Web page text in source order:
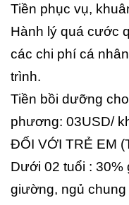
Tiền phục vụ,
Hành lý quá cước
các chi phí cá
trình.
Tiền bồi dưỡng
phương: 03USD/
ĐỐI VỚI TRẺ EM
Dưới 02 tuổi :
giường, ngủ